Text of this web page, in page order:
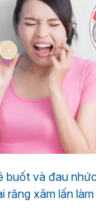
buốt và đau
răng xâm lấn